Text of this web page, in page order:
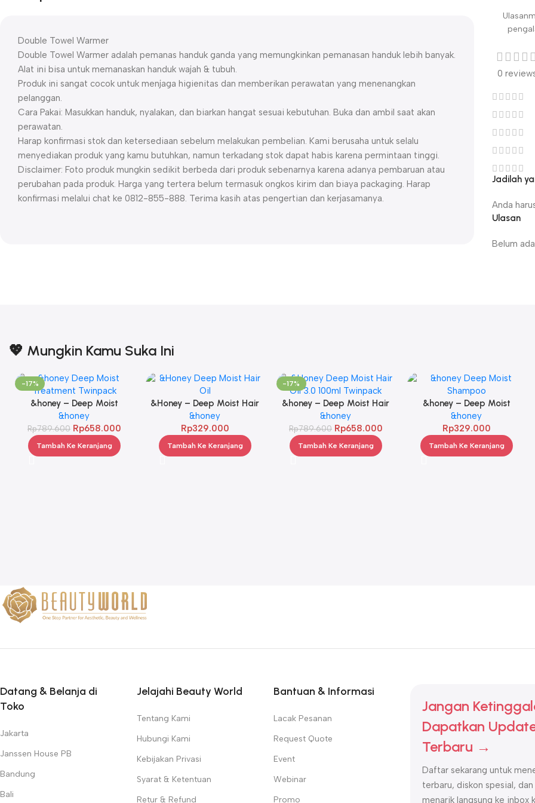
Double Towel Warmer
Double Towel Warmer adalah pemanas handuk ganda yang memungkinkan pemanasan handuk lebih banyak.
Alat ini bisa untuk memanaskan handuk wajah & tubuh.
Produk ini sangat cocok untuk menjaga higienitas dan memberikan perawatan yang menenangkan
pelanggan.
Cara Pakai: Masukkan handuk, nyalakan, dan biarkan hangat sesuai kebutuhan. Buka dan ambil saat akan
perawatan.
Harap konfirmasi stok dan ketersediaan sebelum melakukan pembelian. Kami berusaha untuk selalu
menyediakan produk yang kamu butuhkan, namun terkadang stok dapat habis karena permintaan tinggi.
Disclaimer: Foto produk mungkin sedikit berbeda dari produk sebenarnya karena adanya pembaruan atau
perubahan pada produk. Harga yang tertera belum termasuk ongkos kirim dan biaya packaging. Harap
konfirmasi melalui chat ke 0812-855-888. Terima kasih atas pengertian dan kerjasamanya.
0
Ulasan
Belum ada
Jadilah
Anda
💖 Mungkin Kamu Suka Ini
-17%
&honey – Deep Moist
Treatment 445 g Twinpack
&honey
Rp789.600 Rp658.000
Tambah Ke Keranjang
&Honey – Deep Moist Hair
Oil 3.0 100ml
&honey
Rp329.000
Tambah Ke Keranjang
-17%
&honey – Deep Moist Hair
Oil 3.0 100ml Twinpack
&honey
Rp789.600 Rp658.000
Tambah Ke Keranjang
&honey – Deep Moist
Shampoo 1.0 440ml
&honey
Rp329.000
Tambah Ke Keranjang
Datang & Belanja di
Toko
Jakarta
Janssen House PB
Bandung
Bali
Jelajahi Beauty World
Tentang Kami
Hubungi Kami
Kebijakan Privasi
Syarat & Ketentuan
Retur & Refund
Bantuan & Informasi
Lacak Pesanan
Request Quote
Event
Webinar
Promo
Jangan
Dapatkan
Terbaru →
Daftar sekarang untuk
terbaru, diskon spesial,
menarik langsung ke inbox